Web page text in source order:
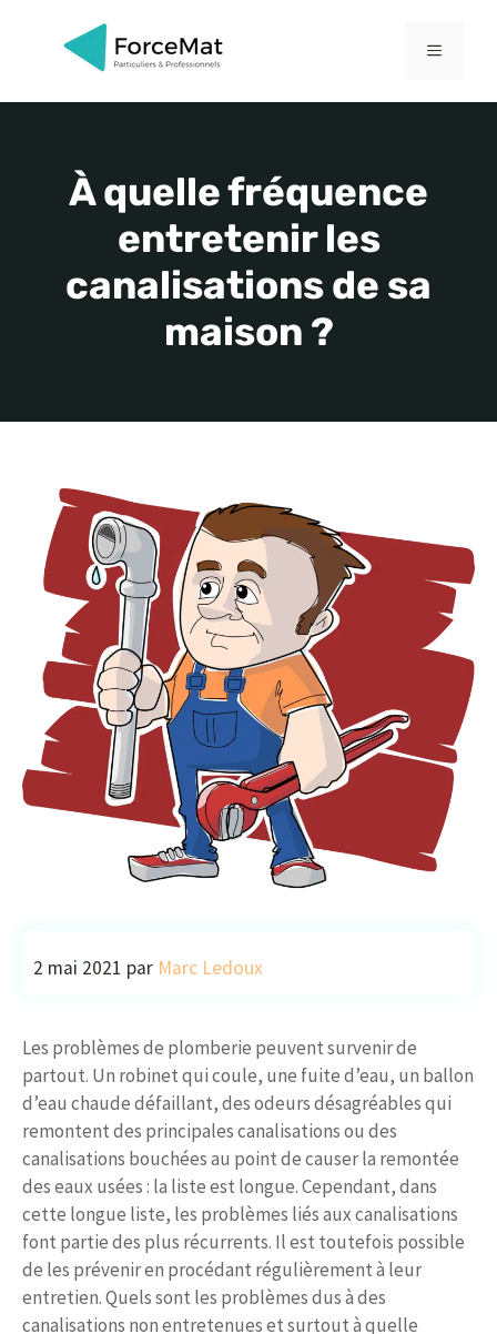
MENU
À quelle fréquence
entretenir les
canalisations de sa
maison ?
2 mai 2021 par Marc Ledoux
Les problèmes de plomberie peuvent survenir de
partout. Un robinet qui coule, une fuite d’eau, un ballon
d’eau chaude défaillant, des odeurs désagréables qui
remontent des principales canalisations ou des
canalisations bouchées au point de causer la remontée
des eaux usées : la liste est longue. Cependant, dans
cette longue liste, les problèmes liés aux canalisations
font partie des plus récurrents. Il est toutefois possible
de les prévenir en procédant régulièrement à leur
entretien. Quels sont les problèmes dus à des
canalisations non entretenues et surtout à quelle